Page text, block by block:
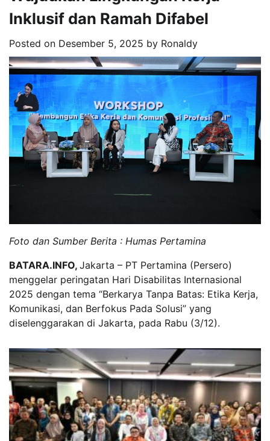
Inklusif dan Ramah Difabel
Posted on Desember 5, 2025 by Ronaldy
Foto dan Sumber Berita : Humas Pertamina
BATARA.INFO, Jakarta – PT Pertamina (Persero)
menggelar peringatan Hari Disabilitas Internasional
2025 dengan tema “Berkarya Tanpa Batas: Etika Kerja,
Komunikasi, dan Berfokus Pada Solusi” yang
diselenggarakan di Jakarta, pada Rabu (3/12).